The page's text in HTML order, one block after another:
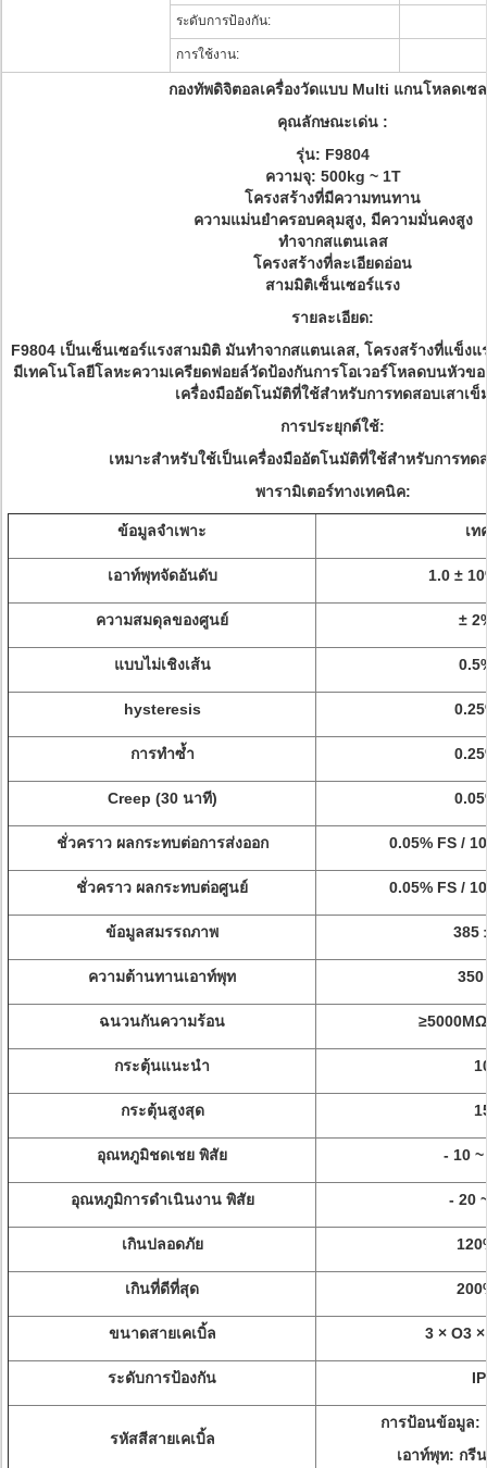
ระดับการป้องกัน:
การใช้งาน:
กองทัพดิจิตอลเครื่องวัดแบบ Multi แกนโหลดเซ
คุณลักษณะเด่น :
รุ่น: F9804
ความจุ: 500kg ~ 1T
โครงสร้างที่มีความทนทาน
ความแม่นยำครอบคลุมสูง, มีความมั่นคงสูง
ทำจากสแตนเลส
โครงสร้างที่ละเอียดอ่อน
สามมิติเซ็นเซอร์แรง
รายละเอียด:
F9804 เป็นเซ็นเซอร์แรงสามมิติ มันทำจากสแตนเลส, โครงสร้างที่แข็ง
มีเทคโนโลยีโลหะความเครียดฟอยล์วัดป้องกันการโอเวอร์โหลดบนหัวข
เครื่องมืออัตโนมัติที่ใช้สำหรับการทดสอบเสาเข็
การประยุกต์ใช้:
เหมาะสำหรับใช้เป็นเครื่องมืออัตโนมัติที่ใช้สำหรับการทด
พารามิเตอร์ทางเทคนิค:
ข้อมูลจำเพาะ เท
เอาท์พุทจัดอันดับ 1.0 ±
ความสมดุลของศูนย์ ±
แบบไม่เชิงเส้น
hysteresis
การทำซ้ำ
Creep (30 นาที)
ชั่วคราว ผลกระทบต่อการส่งออก 0.05% FS /
ชั่วคราว ผลกระทบต่อศูนย์ 0.05% FS /
ข้อมูลสมรรถภาพ 385
ความต้านทานเอาท์พุท
ฉนวนกันความร้อน
กระตุ้นแนะนำ
กระตุ้นสูงสุด
อุณหภูมิชดเชย พิสัย - 10 ~
อุณหภูมิการดำเนินงาน พิสัย - 20
เกินปลอดภัย
เกินที่ดีที่สุด
ขนาดสายเคเบิ้ล 3 × O3
ระดับการป้องกัน
รหัสสีสายเคเบิ้ล
การป้อนข้อมูล:
เอาท์พุท: กรี